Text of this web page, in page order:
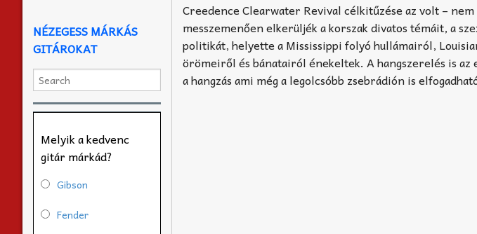
Creedence Clearwater Revival célkitűzése az volt – nem
messzemenően elkerüljék a korszak divatos témáit, a
politikát, helyette a Mississippi folyó hullámairól,
örömeiről és bánatairól énekeltek. A hangszerelés is az
a hangzás ami még a legolcsóbb zsebrádión is
NÉZEGESS MÁRKÁS
GITÁROKAT
Melyik a kedvenc
gitár márkád?
Gibson
Fender